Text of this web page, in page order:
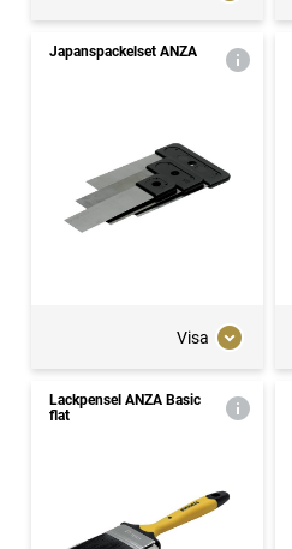
Japanspackelset ANZA
Visa
Lackpensel ANZA Basic
flat